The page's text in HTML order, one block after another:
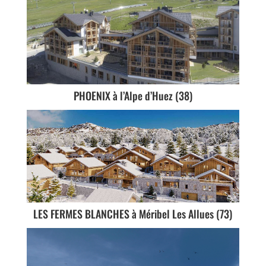
PHOENIX à l’Alpe d’Huez (38)
LES FERMES BLANCHES à Méribel Les Allues (73)